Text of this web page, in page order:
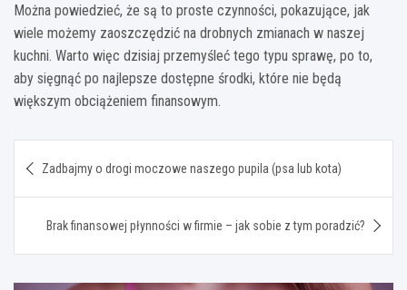
Można powiedzieć, że są to proste czynności, pokazujące, jak
wiele możemy zaoszczędzić na drobnych zmianach w naszej
kuchni. Warto więc dzisiaj przemyśleć tego typu sprawę, po to,
aby sięgnąć po najlepsze dostępne środki, które nie będą
większym obciążeniem finansowym.
wpisu
Zadbajmy o drogi moczowe naszego pupila (psa lub kota)
Brak finansowej płynności w firmie – jak sobie z tym poradzić?